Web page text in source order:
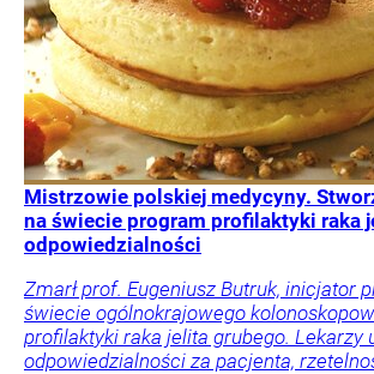
Mistrzowie polskiej medycyny.
na świecie program profilaktyki raka
odpowiedzialności
Zmarł prof. Eugeniusz Butruk, inicjator
świecie ogólnokrajowego
profilaktyki raka jelita grubego. Lekarzy
odpowiedzialności za pacjenta,